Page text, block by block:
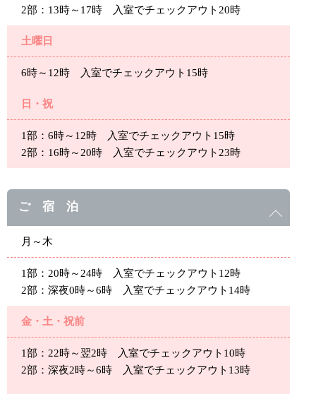
2部：13時～17時 入室でチェックアウト20時
土曜日
6時～12時 入室でチェックアウト15時
日・祝
1部：6時～12時 入室でチェックアウト15時
2部：16時～20時 入室でチェックアウト23時
ご 宿 泊
月～木
1部：20時～24時 入室でチェックアウト12時
2部：深夜0時～6時 入室でチェックアウト14時
金・土・祝前
1部：22時～翌2時 入室でチェックアウト10時
2部：深夜2時～6時 入室でチェックアウト13時